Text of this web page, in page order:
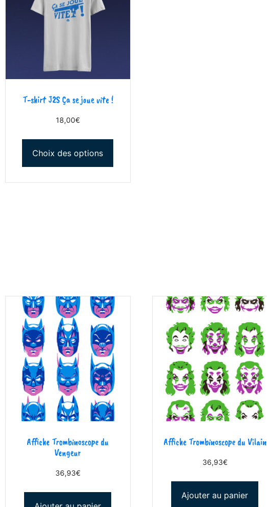
T-shirt J2S Ça se joue vite !
18,00€
Choix des options
Affiche Trombinoscope du
Vengeur
36,93€
Affiche Trombinoscope du Vilain
36,93€
Ajouter au panier